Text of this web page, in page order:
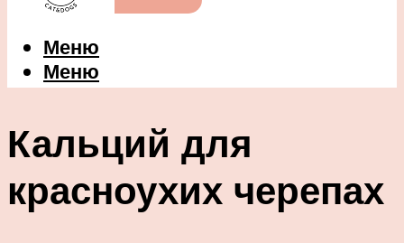
Меню
Меню
Кальций для
красноухих черепах